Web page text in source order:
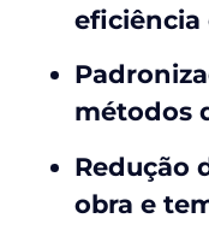
eficiência
métodos
Redução
obra e